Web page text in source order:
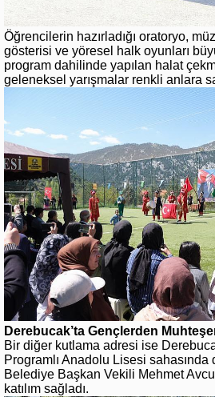
Öğrencilerin hazırladığı oratoryo,
gösterisi ve yöresel halk oyunları
program dahilinde yapılan halat
geleneksel yarışmalar renkli anlara
Derebucak’ta Gençlerden
Bir diğer kutlama adresi ise
Programlı Anadolu Lisesi
Belediye Başkan Vekili Mehmet
katılım sağladı.